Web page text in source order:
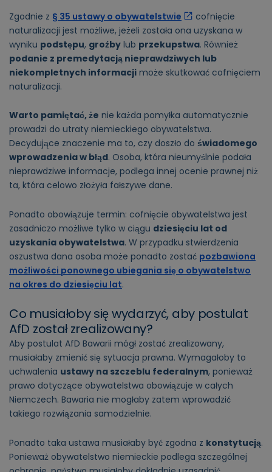
Zgodnie z § 35 ustawy o obywatelstwie
cofnięcie
naturalizacji jest możliwe, jeżeli została ona uzyskana w
wyniku podstępu, groźby lub przekupstwa. Również
podanie z premedytacją nieprawdziwych lub
niekompletnych informacji może skutkować cofnięciem
naturalizacji.
Warto pamiętać, że nie każda pomyłka automatycznie
prowadzi do utraty niemieckiego obywatelstwa.
Decydujące znaczenie ma to, czy doszło do świadomego
wprowadzenia w błąd. Osoba, która nieumyślnie podała
nieprawdziwe informacje, podlega innej ocenie prawnej niż
ta, która celowo złożyła fałszywe dane.
Ponadto obowiązuje termin: cofnięcie obywatelstwa jest
zasadniczo możliwe tylko w ciągu dziesięciu lat od
uzyskania obywatelstwa. W przypadku stwierdzenia
oszustwa dana osoba może ponadto zostać pozbawiona
możliwości ponownego ubiegania się o obywatelstwo
na okres do dziesięciu lat.
Co musiałoby się wydarzyć, aby postulat
AfD został zrealizowany?
Aby postulat AfD Bawarii mógł zostać zrealizowany,
musiałaby zmienić się sytuacja prawna. Wymagałoby to
uchwalenia ustawy na szczeblu federalnym, ponieważ
prawo dotyczące obywatelstwa obowiązuje w całych
Niemczech. Bawaria nie mogłaby zatem wprowadzić
takiego rozwiązania samodzielnie.
Ponadto taka ustawa musiałaby być zgodna z konstytucją.
Ponieważ obywatelstwo niemieckie podlega szczególnej